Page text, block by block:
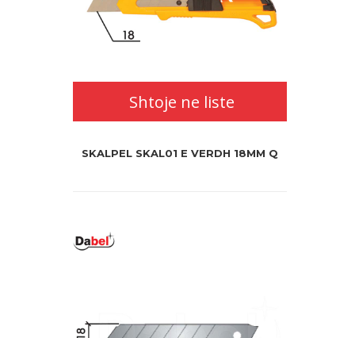
Shtoje ne liste
SKALPEL SKAL01 E VERDH 18MM Q